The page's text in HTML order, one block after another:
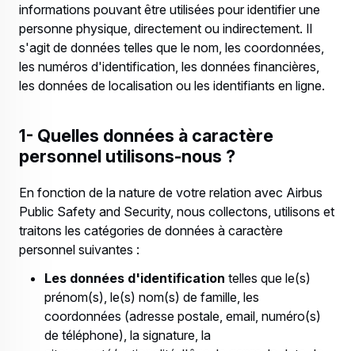
informations pouvant être utilisées pour identifier une
personne physique, directement ou indirectement. Il
s'agit de données telles que le nom, les coordonnées,
les numéros d'identification, les données financières,
les données de localisation ou les identifiants en ligne.
1- Quelles données à caractère
personnel utilisons-nous ?
En fonction de la nature de votre relation avec Airbus
Public Safety and Security, nous collectons, utilisons et
traitons les catégories de données à caractère
personnel suivantes :
Les données d'identification telles que le(s)
prénom(s), le(s) nom(s) de famille, les
coordonnées (adresse postale, email, numéro(s)
de téléphone), la signature, la